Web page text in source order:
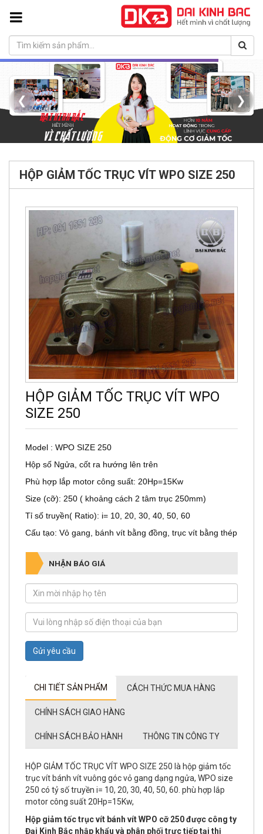
❮ ❯
HỘP GIẢM TỐC TRỤC VÍT WPO SIZE 250
HỘP GIẢM TỐC TRỤC VÍT WPO
SIZE 250
Model : WPO SIZE 250
Hộp số Ngửa, cốt ra hướng lên trên
Phù hợp lắp motor công suất: 20Hp=15Kw
Size (cỡ): 250 ( khoảng cách 2 tâm trục 250mm)
Tỉ số truyền( Ratio): i= 10, 20, 30, 40, 50, 60
Cấu tạo: Vỏ gang, bánh vít bằng đồng, trục vít bằng thép
HỘP GIẢM TỐC TRỤC VÍT WPO SIZE 250 là hộp giảm tốc
trục vít bánh vít vuông góc vỏ gang dạng ngửa, WPO size
250 có tỷ số truyền i= 10, 20, 30, 40, 50, 60. phù hợp lắp
motor công suất 20Hp=15Kw,
Hộp giảm tốc trục vít bánh vít WPO cỡ 250 được công ty
Đại Kinh Bắc nhập khẩu và phân phối trực tiếp tại thị
trường Việt Nam.